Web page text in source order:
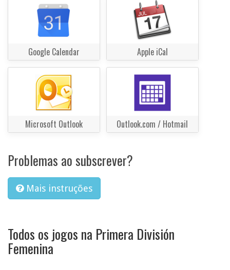
Google Calendar Apple iCal
Microsoft Outlook Outlook.com / Hotmail
Problemas ao subscrever?
Mais instruções
Todos os jogos na Primera División
Femenina